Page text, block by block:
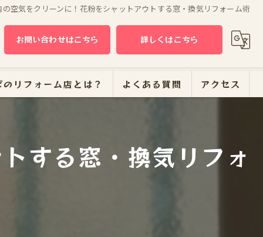
の空気をクリーンに！花粉をシャットアウトする窓・換気リフォーム術
お問い合わせはこちら 詳しくはこちら
リフォーム店とは？ よくある質問 アクセス
する窓・換気リフォ